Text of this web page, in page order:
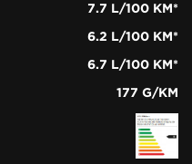
7.7 L/100 KM*
6.2 L/100 KM*
6.7 L/100 KM*
177 G/KM